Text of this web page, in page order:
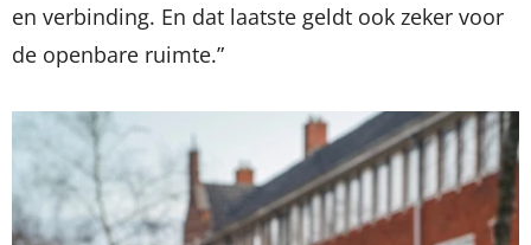
en verbinding. En dat laatste geldt ook zeker voor
de openbare ruimte.”